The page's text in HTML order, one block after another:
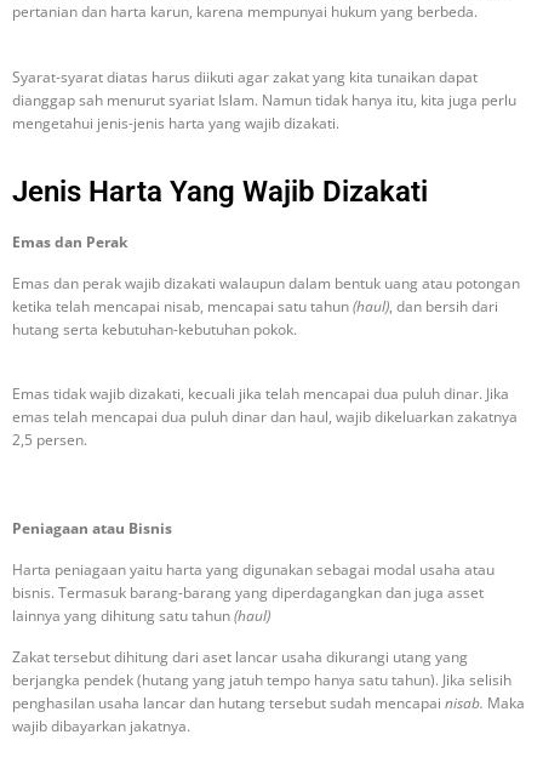
pertanian dan harta karun, karena mempunyai hukum yang berbeda.
Syarat-syarat diatas harus diikuti agar zakat yang kita tunaikan dapat
dianggap sah menurut syariat Islam. Namun tidak hanya itu, kita juga perlu
mengetahui jenis-jenis harta yang wajib dizakati.
Jenis Harta Yang Wajib Dizakati
Emas dan Perak
Emas dan perak wajib dizakati walaupun dalam bentuk uang atau potongan
ketika telah mencapai nisab, mencapai satu tahun(haul), dan bersih dari
hutang serta kebutuhan-kebutuhan pokok.
Emas tidak wajib dizakati, kecuali jika telah mencapai dua puluh dinar. Jika
emas telah mencapai dua puluh dinar dan haul, wajib dikeluarkan zakatnya
2,5 persen.
Peniagaan atau Bisnis
Harta peniagaan yaitu harta yang digunakan sebagai modal usaha atau
bisnis. Termasuk barang-barang yang diperdagangkan dan juga asset
lainnya yang dihitung satu tahun(haul)
Zakat tersebut dihitung dari aset lancar usaha dikurangi utang yang
berjangka pendek (hutang yang jatuh tempo hanya satu tahun). Jika selisih
penghasilan usaha lancar dan hutang tersebut sudah mencapai nisab. Maka
wajib dibayarkan jakatnya.